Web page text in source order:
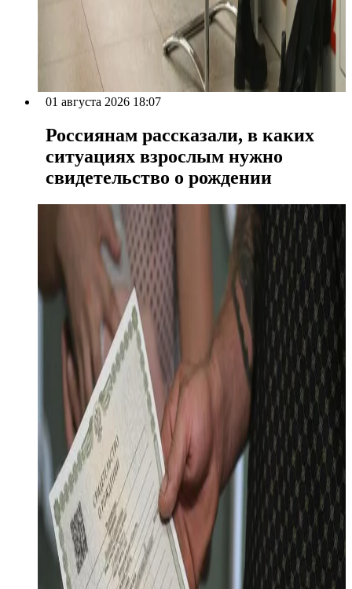
01 августа 2026 18:07
Россиянам рассказали, в каких
ситуациях взрослым нужно
свидетельство о рождении